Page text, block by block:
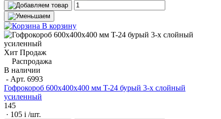
В корзину
Хит Продаж
Распродажа
В наличии
- Арт. 6993
Гофрокороб 600x400x400 мм T-24 бурый 3-х слойный
усиленный
145
· 105 i /шт.